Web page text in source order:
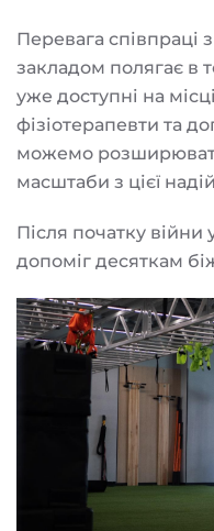
Перевага співпраці
закладом полягає в
уже доступні на
фізіотерапевти та
можемо
масштаби з цієї
Після початку війни
допоміг десяткам